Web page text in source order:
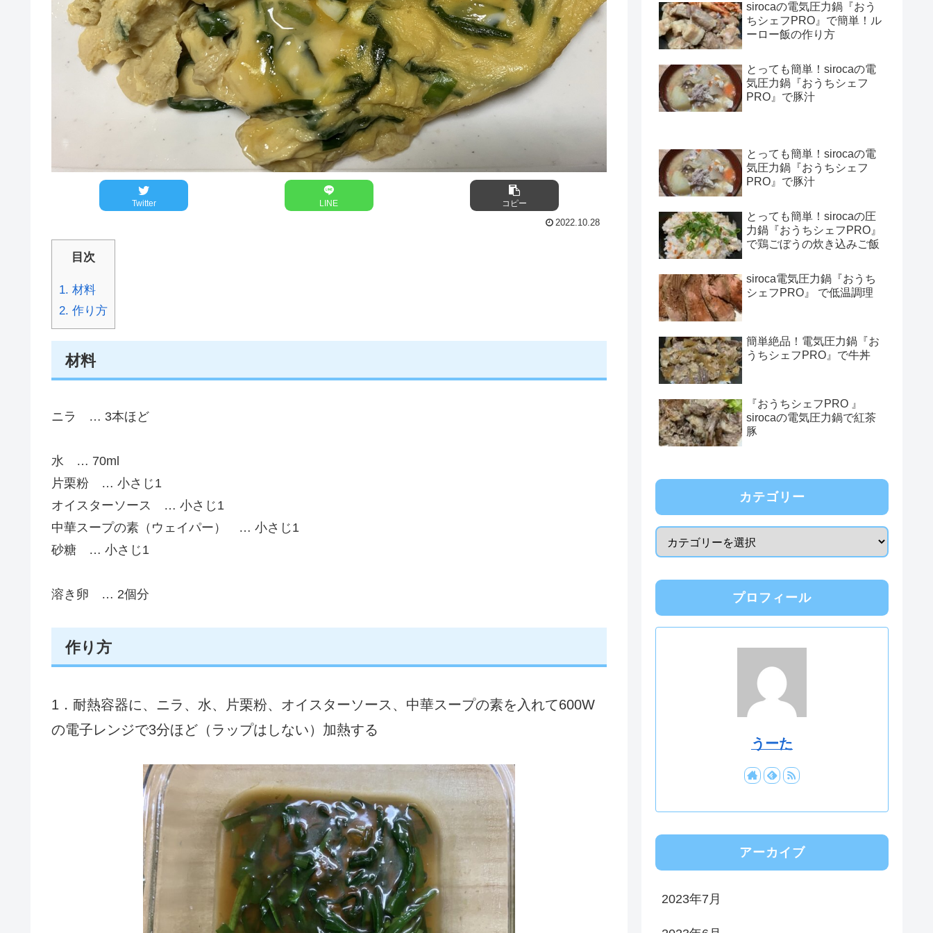
Twitter LINE コピー
2022.10.28
目次
1. 材料
2. 作り方
材料
ニラ … 3本ほど
水 … 70ml
片栗粉 … 小さじ1
オイスターソース … 小さじ1
中華スープの素（ウェイパー） … 小さじ1
砂糖 … 小さじ1
溶き卵 … 2個分
作り方
1．耐熱容器に、ニラ、水、片栗粉、オイスターソース、中華スープの素を入れて600W
の電子レンジで3分ほど（ラップはしない）加熱する
sirocaの電気圧力鍋『おう
ちシェフPRO』で簡単！ル
ーロー飯の作り方
とっても簡単！sirocaの電
気圧力鍋『おうちシェフ
PRO』で豚汁
とっても簡単！sirocaの電
気圧力鍋『おうちシェフ
PRO』で豚汁
とっても簡単！sirocaの圧
力鍋『おうちシェフPRO』
で鶏ごぼうの炊き込みご飯
siroca電気圧力鍋『おうち
シェフPRO』 で低温調理
簡単絶品！電気圧力鍋『お
うちシェフPRO』で牛丼
『おうちシェフPRO 』
sirocaの電気圧力鍋で紅茶
豚
カテゴリー
プロフィール
うーた
アーカイブ
2023年7月